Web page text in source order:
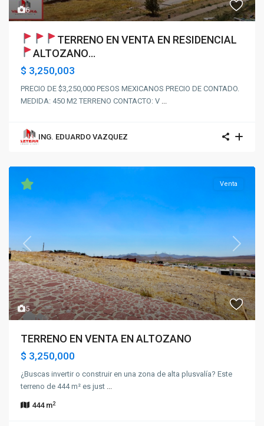
6
TERRENO EN VENTA EN RESIDENCIAL
ALTOZANO...
$ 3,250,003
PRECIO DE $3,250,000 PESOS MEXICANOS PRECIO DE CONTADO.
MEDIDA: 450 M2 TERRENO CONTACTO: V ...
ING. EDUARDO VAZQUEZ
5
Previous Next
Venta
TERRENO EN VENTA EN ALTOZANO
$ 3,250,000
¿Buscas invertir o construir en una zona de alta plusvalía? Este
terreno de 444 m² es just ...
444 m2